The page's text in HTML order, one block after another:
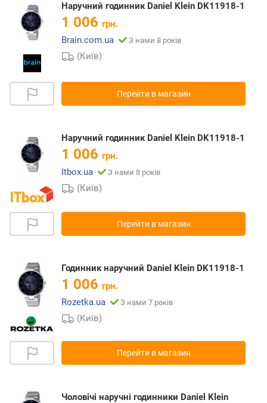
Наручний годинник Daniel Klein DK11918-1
1 006 грн.
Brain.com.ua
З нами 8 років
(Київ)
Перейти в магазин
Наручний годинник Daniel Klein DK11918-1
1 006 грн.
Itbox.ua
З нами 8 років
(Київ)
Перейти в магазин
Годинник наручний Daniel Klein DK11918-1
1 006 грн.
Rozetka.ua
З нами 7 років
(Київ)
Перейти в магазин
Чоловічі наручні годинники Daniel Klein